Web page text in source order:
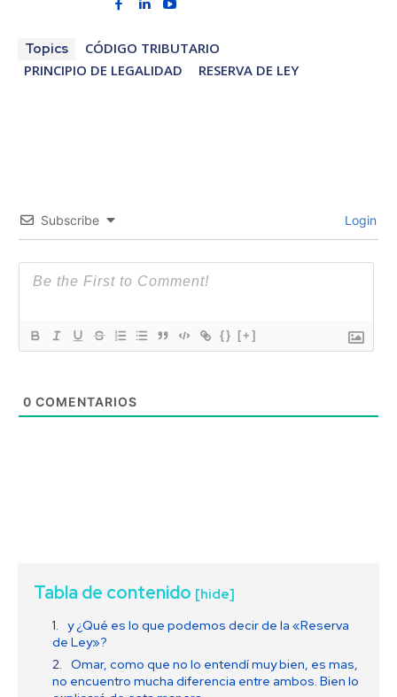
Topics
CÓDIGO TRIBUTARIO
PRINCIPIO DE LEGALIDAD
RESERVA DE LEY
Subscribe Login
{} [+]
0 COMENTARIOS
Tabla de contenido [hide]
y ¿Qué es lo que podemos decir de la «Reserva
de Ley»?
Omar, como que no lo entendí muy bien, es mas,
no encuentro mucha diferencia entre ambos. Bien lo